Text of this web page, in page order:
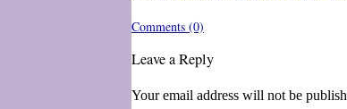
Comments (0)
Leave a Reply
Your email address will not be